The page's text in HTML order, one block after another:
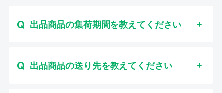
出品商品の集荷期間を教えてください
出品商品の送り先を教えてください